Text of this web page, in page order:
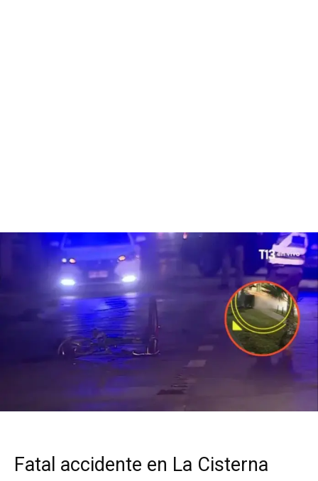
Fatal accidente en La Cisterna